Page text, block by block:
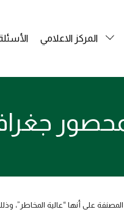
المركز الاعلامي
على أنها “عالية المخاطر”،